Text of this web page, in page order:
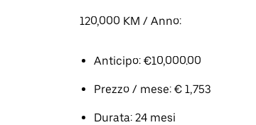
120,000 KM / Anno:
Anticipo: €10,000.00
Prezzo / mese: € 1,753
Durata: 24 mesi